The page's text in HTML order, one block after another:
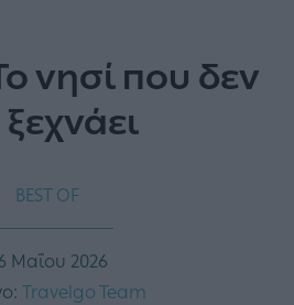
νησί που δεν
BEST OF
Μαΐου 2026
Travelgo Team